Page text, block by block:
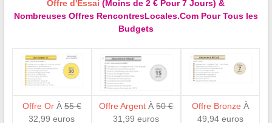
Offre d'Essai (Moins de 2 € Pour 7 Jours) &
Nombreuses Offres RencontresLocales.Com Pour Tous les
Budgets
Offre OrÀ 55 €
32,99 euros
Offre Argent À50 €
31,99 euros
Offre Bronze À
49,94 euros